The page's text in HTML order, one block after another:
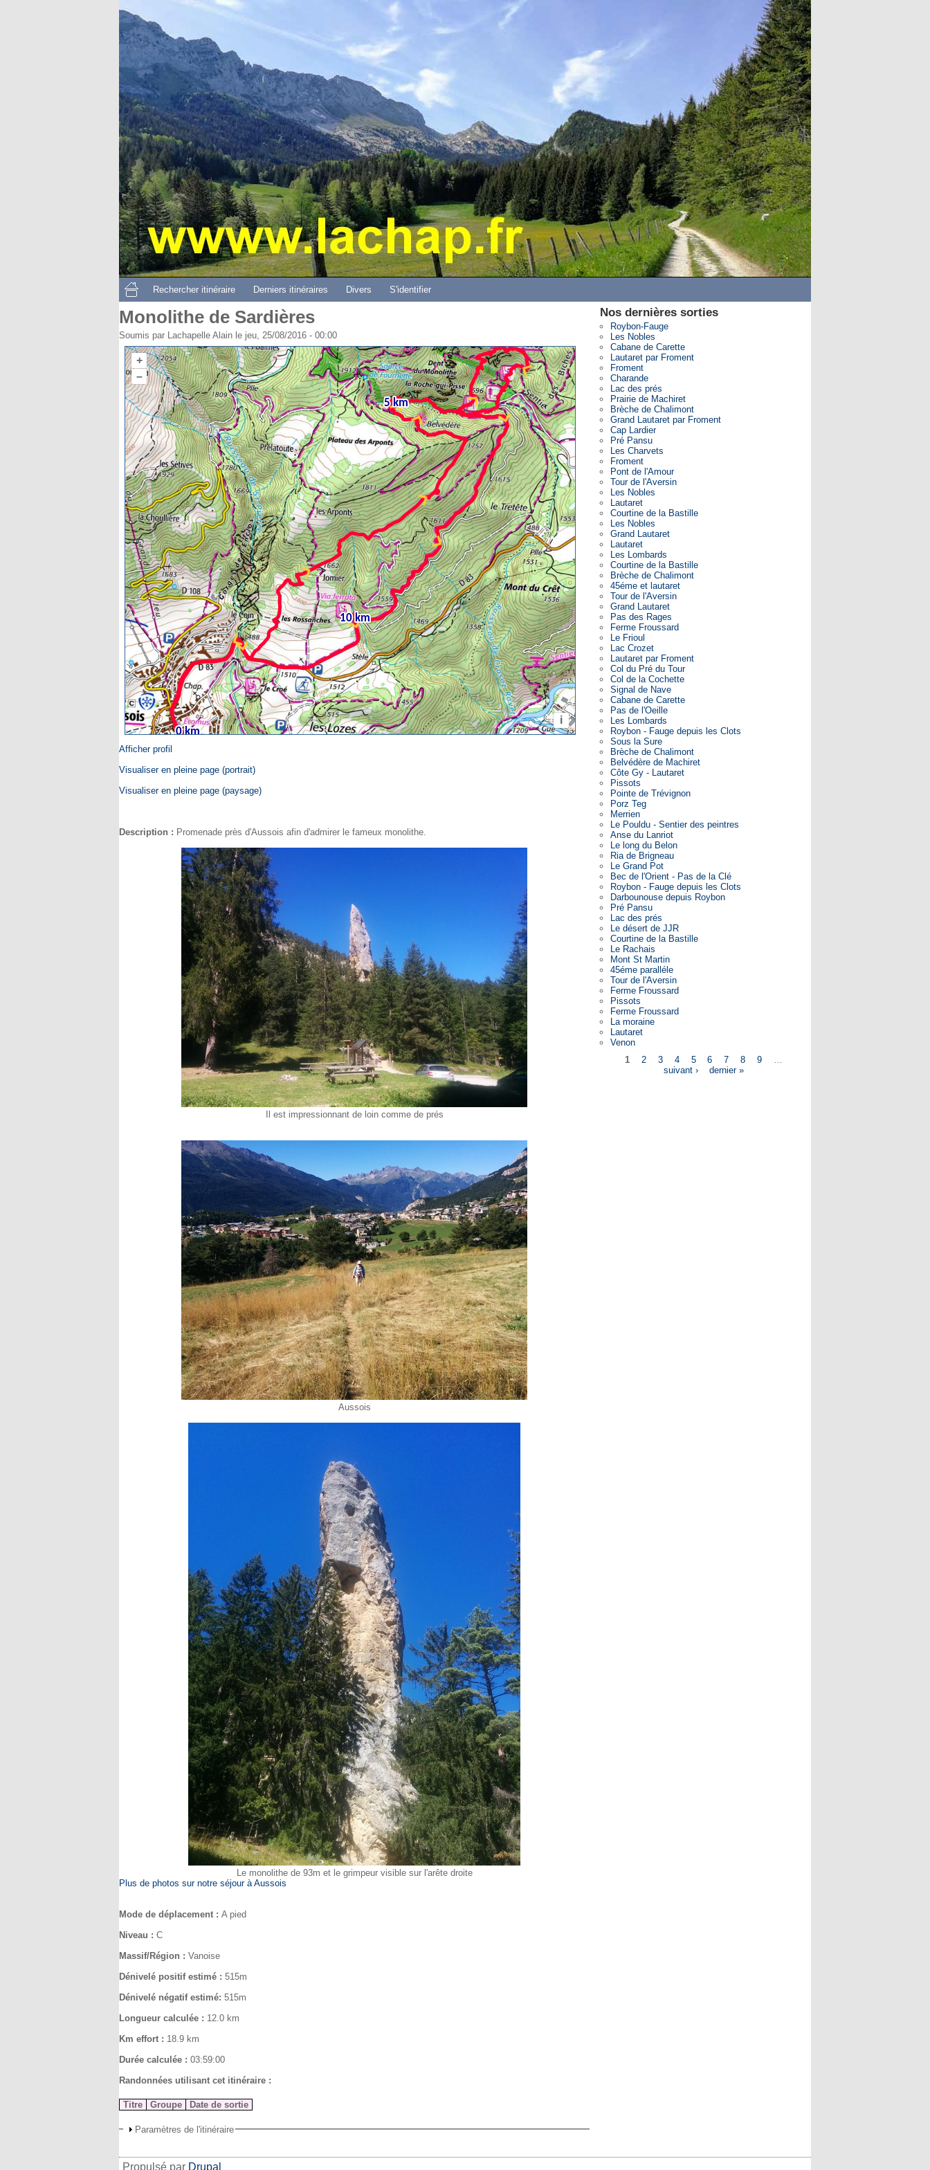
Aller au contenu principal
Monolithe de Sardières
Soumis par Lachapelle Alain le jeu, 25/08/2016 - 00:00
Afficher profil
Visualiser en pleine page (portrait)
Visualiser en pleine page (paysage)
Description : Promenade près d'Aussois afin d'admirer le fameux monolithe.
Il est impressionnant de loin comme de prés
Aussois
Le monolithe de 93m et le grimpeur visible sur l'arête droite
Plus de photos sur notre séjour à Aussois
Mode de déplacement : A pied
Niveau : C
Massif/Région : Vanoise
Dénivelé positif estimé : 515m
Dénivelé négatif estimé: 515m
Longueur calculée : 12.0 km
Km effort : 18.9 km
Durée calculée : 03:59:00
Randonnées utilisant cet itinéraire :
Titre Groupe Date de sortie
Paramètres de l'itinéraire
Rechercher itinéraire Derniers itinéraires Divers S'identifier
Nos dernières sorties
Roybon-Fauge
Les Nobles
Cabane de Carette
Lautaret par Froment
Froment
Charande
Lac des prés
Prairie de Machiret
Brèche de Chalimont
Grand Lautaret par Froment
Cap Lardier
Pré Pansu
Les Charvets
Froment
Pont de l'Amour
Tour de l'Aversin
Les Nobles
Lautaret
Courtine de la Bastille
Les Nobles
Grand Lautaret
Lautaret
Les Lombards
Courtine de la Bastille
Brèche de Chalimont
45éme et lautaret
Tour de l'Aversin
Grand Lautaret
Pas des Rages
Ferme Froussard
Le Frioul
Lac Crozet
Lautaret par Froment
Col du Pré du Tour
Col de la Cochette
Signal de Nave
Cabane de Carette
Pas de l'Oeille
Les Lombards
Roybon - Fauge depuis les Clots
Sous la Sure
Brèche de Chalimont
Belvédère de Machiret
Côte Gy - Lautaret
Pissots
Pointe de Trévignon
Porz Teg
Merrien
Le Pouldu - Sentier des peintres
Anse du Lanriot
Le long du Belon
Ria de Brigneau
Le Grand Pot
Bec de l'Orient - Pas de la Clé
Roybon - Fauge depuis les Clots
Darbounouse depuis Roybon
Pré Pansu
Lac des prés
Le désert de JJR
Courtine de la Bastille
Le Rachais
Mont St Martin
45éme paralléle
Tour de l'Aversin
Ferme Froussard
Pissots
Ferme Froussard
La moraine
Lautaret
Venon
1 2 3 4 5 6 7 8 9
suivant ›
dernier »
Propulsé par Drupal